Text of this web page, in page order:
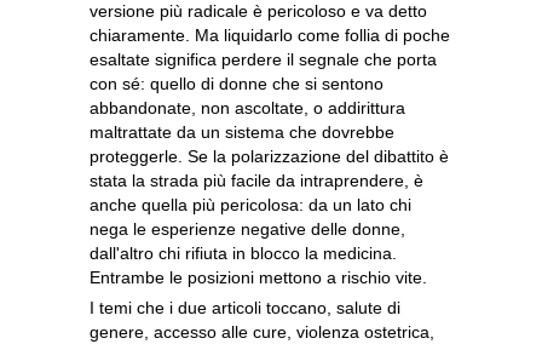
versione più radicale è pericoloso e va detto
chiaramente. Ma liquidarlo come follia di poche
esaltate significa perdere il segnale che porta
con sé: quello di donne che si sentono
abbandonate, non ascoltate, o addirittura
maltrattate da un sistema che dovrebbe
proteggerle. Se la polarizzazione del dibattito è
stata la strada più facile da intraprendere, è
anche quella più pericolosa: da un lato chi
nega le esperienze negative delle donne,
dall'altro chi rifiuta in blocco la medicina.
Entrambe le posizioni mettono a rischio vite.
I temi che i due articoli toccano, salute di
genere, accesso alle cure, violenza ostetrica,